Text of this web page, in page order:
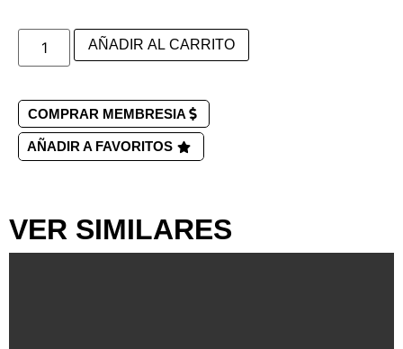
AÑADIR AL CARRITO
COMPRAR MEMBRESIA
AÑADIR A FAVORITOS
VER SIMILARES